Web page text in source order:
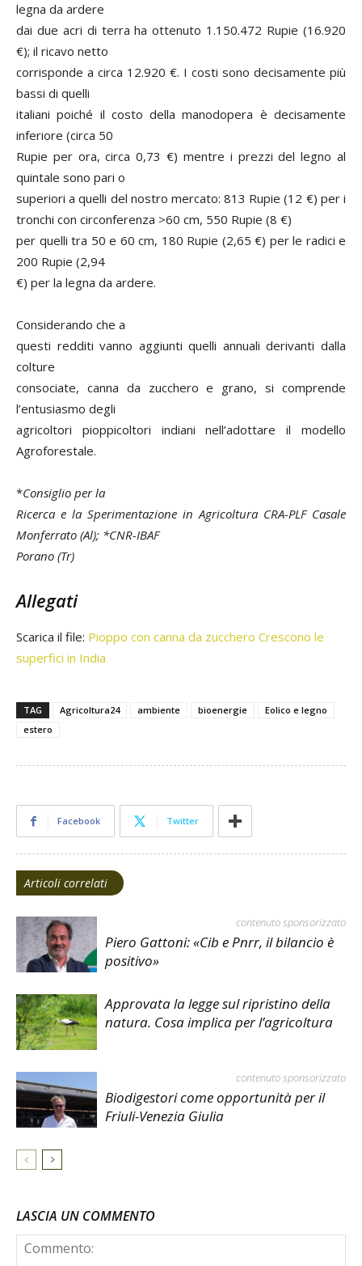
legna da ardere
dai due acri di terra ha ottenuto 1.150.472 Rupie (16.920
€); il ricavo netto
corrisponde a circa 12.920 €. I costi sono decisamente più
bassi di quelli
italiani poiché il costo della manodopera è decisamente
inferiore (circa 50
Rupie per ora, circa 0,73 €) mentre i prezzi del legno al
quintale sono pari o
superiori a quelli del nostro mercato: 813 Rupie (12 €) per i
tronchi con circonferenza >60 cm, 550 Rupie (8 €)
per quelli tra 50 e 60 cm, 180 Rupie (2,65 €) per le radici e
200 Rupie (2,94
€) per la legna da ardere.
Considerando che a
questi redditi vanno aggiunti quelli annuali derivanti dalla
colture
consociate, canna da zucchero e grano, si comprende
l’entusiasmo degli
agricoltori pioppicoltori indiani nell’adottare il modello
Agroforestale.
*Consiglio per la
Ricerca e la Sperimentazione in Agricoltura CRA-PLF Casale
Monferrato (Al); *CNR-IBAF
Porano (Tr)
Allegati
Scarica il file: Pioppo con canna da zucchero Crescono le
superfici in India
TAG Agricoltura24 ambiente bioenergie
Eolico e legno
estero
Facebook Twitter
Articoli correlati
contenuto sponsorizzato
Piero Gattoni: «Cib e Pnrr, il bilancio è
positivo»
Approvata la legge sul ripristino della
natura. Cosa implica per l’agricoltura
contenuto sponsorizzato
Biodigestori come opportunità per il
Friuli-Venezia Giulia
LASCIA UN COMMENTO